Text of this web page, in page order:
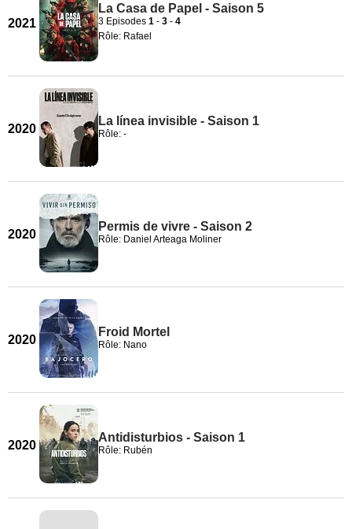
2021
La Casa de Papel - Saison 5
3 Episodes 1 - 3 - 4
Rôle: Rafael
2020
La línea invisible - Saison 1
Rôle: -
2020
Permis de vivre - Saison 2
Rôle: Daniel Arteaga Moliner
2020
Froid Mortel
Rôle: Nano
2020
Antidisturbios - Saison 1
Rôle: Rubén